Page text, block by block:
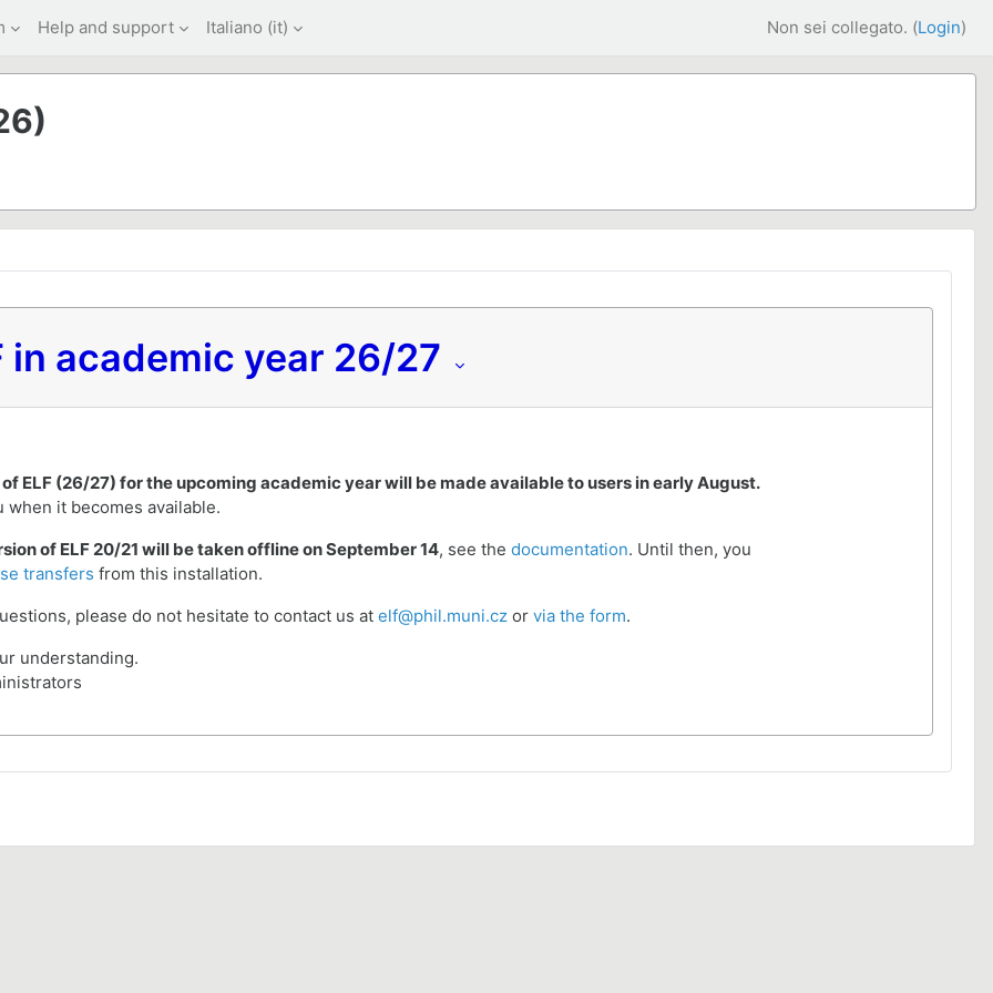
Help and support Italiano ‎(it)‎ Non sei collegato. (Login)
in academic year 26/27
ELF (26/27) for the upcoming academic year will be made available to users in early August.
when it becomes available.
of ELF 20/21 will be taken offline on September 14, see the documentation. Until then, you
transfers from this installation.
please do not hesitate to contact us at elf@phil.muni.czor via the form.
understanding.